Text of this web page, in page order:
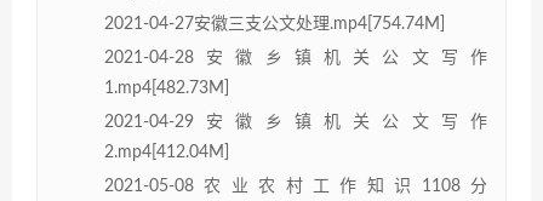
2021-04-27安徽三支公文处理.mp4[754.74M]
2021-04-28安徽乡镇机关公文写作
1.mp4[482.73M]
2021-04-29安徽乡镇机关公文写作
2.mp4[412.04M]
2021-05-08农业农村工作知识1108分